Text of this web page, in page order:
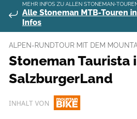
MEHR INFOS ZU ALLEN STONEMAN-
Alle Stoneman MTB-Touren
Infos
ALPEN-RUNDTOUR MIT DEM
Stoneman Taurista
SalzburgerLand
INHALT VON